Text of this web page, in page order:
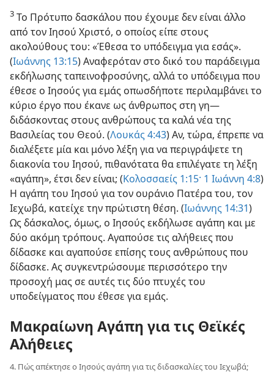
3 Το Πρότυπο δασκάλου που έχουμε δεν είναι άλλο
από τον Ιησού Χριστό, ο οποίος είπε στους
ακολούθους του: «Έθεσα το υπόδειγμα για εσάς».
(Ιωάννης 13:15) Αναφερόταν στο δικό του παράδειγμα
εκδήλωσης ταπεινοφροσύνης, αλλά το υπόδειγμα που
έθεσε ο Ιησούς για εμάς οπωσδήποτε περιλαμβάνει το
κύριο έργο που έκανε ως άνθρωπος στη γη​—
διδάσκοντας στους ανθρώπους τα καλά νέα της
Βασιλείας του Θεού. (Λουκάς 4:43) Αν, τώρα, έπρεπε να
διαλέξετε μία και μόνο λέξη για να περιγράψετε τη
διακονία του Ιησού, πιθανότατα θα επιλέγατε τη λέξη
«αγάπη», έτσι δεν είναι; (Κολοσσαείς 1:15· 1 Ιωάννη 4:8)
Η αγάπη του Ιησού για τον ουράνιο Πατέρα του, τον
Ιεχωβά, κατείχε την πρώτιστη θέση. (Ιωάννης 14:31)
Ως δάσκαλος, όμως, ο Ιησούς εκδήλωσε αγάπη και με
δύο ακόμη τρόπους. Αγαπούσε τις αλήθειες που
δίδασκε και αγαπούσε επίσης τους ανθρώπους που
δίδασκε. Ας συγκεντρώσουμε περισσότερο την
προσοχή μας σε αυτές τις δύο πτυχές του
υποδείγματος που έθεσε για εμάς.
Μακραίωνη Αγάπη για τις Θεϊκές
Αλήθειες
4. Πώς απέκτησε ο Ιησούς αγάπη για τις διδασκαλίες του Ιεχωβά;